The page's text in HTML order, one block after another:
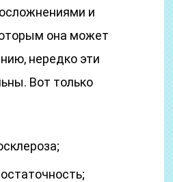
и
она может
нередко эти
Вот только